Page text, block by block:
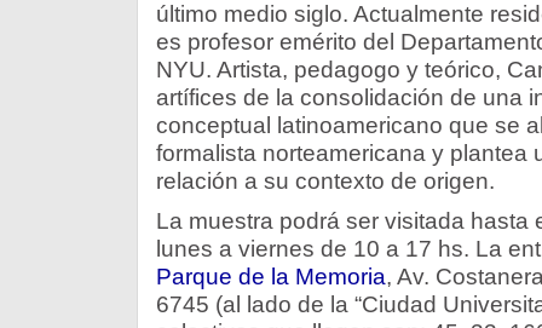
último medio siglo. Actualmente
es profesor emérito del
NYU. Artista, pedagogo y teórico,
artífices de la consolidación de una
conceptual latinoamericano que se
formalista norteamericana y plantea
relación a su contexto de origen.
La muestra podrá ser visitada hasta
lunes a viernes de 10 a 17 hs. La
Parque de la Memoria, Av.
6745 (al lado de la “Ciudad